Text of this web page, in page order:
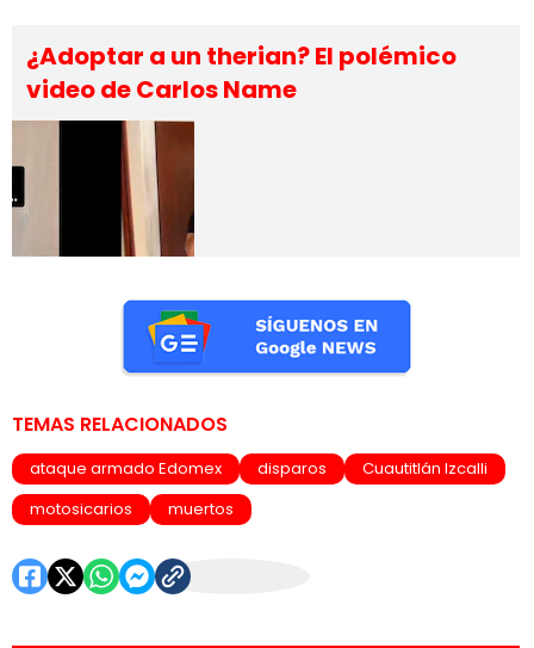
¿Adoptar a un therian? El polémico
video de Carlos Name
TEMAS RELACIONADOS
ataque armado Edomex disparos
Cuautitlán Izcalli
motosicarios
muertos